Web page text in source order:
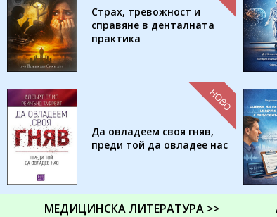
Страх, тревожност и
справяне в денталната
практика
Да овладеем своя гняв,
преди той да овладее нас
НОВО
МЕДИЦИНСКА ЛИТЕРАТУРА >>